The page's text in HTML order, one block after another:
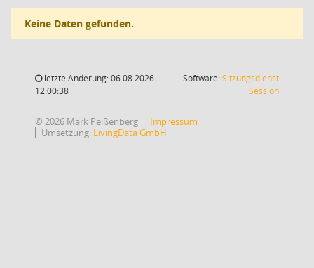
Keine Daten gefunden.
letzte Änderung: 06.08.2026
12:00:38
Software:Sitzungsdienst
Session(Wird in
© 2026 Mark Peißenberg
Impressum
Umsetzung: LivingData GmbH